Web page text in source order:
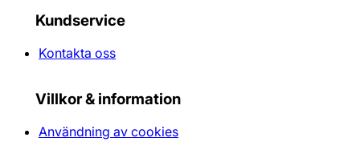
Kundservice
Kontakta oss
Villkor & information
Användning av cookies